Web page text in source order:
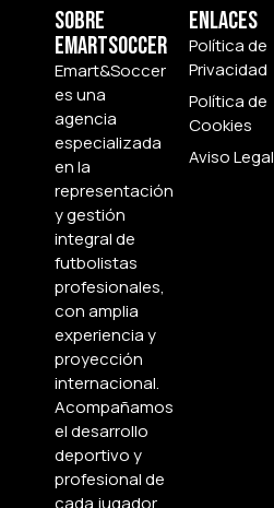
Sobre
Emartsoccer
Emart&Soccer
es una
agencia
especializada
en la
representación
y gestión
integral de
futbolistas
profesionales,
con amplia
experiencia y
proyección
internacional.
Acompañamos
el desarrollo
deportivo y
profesional de
Enlaces
Política de
Privacidad
Política de
Cookies
Aviso Legal